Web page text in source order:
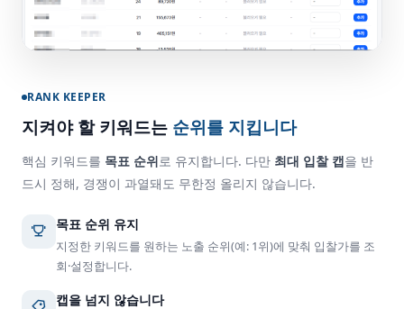
RANK KEEPER
지켜야 할 키워드는 순위를 지킵니다
핵심 키워드를 목표 순위로 유지합니다. 다만 최대 입찰 캡을 반
드시 정해, 경쟁이 과열돼도 무한정 올리지 않습니다.
목표 순위 유지
지정한 키워드를 원하는 노출 순위(예: 1위)에 맞춰 입찰가를 조
회·설정합니다.
캡을 넘지 않습니다